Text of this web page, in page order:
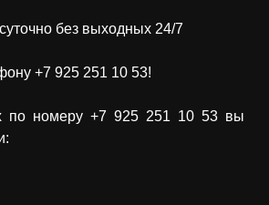
без выходных 24/7
+7 925 251 10 53!
по номеру +7 925 251 10 53 вы